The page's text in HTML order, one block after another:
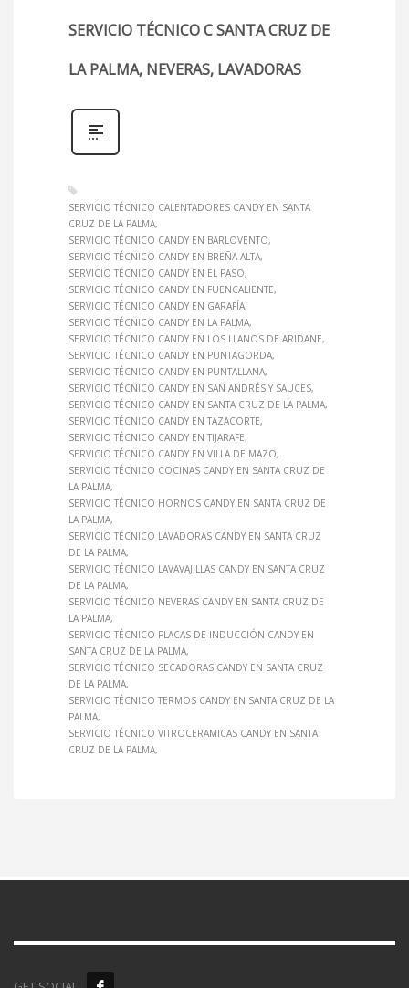
SERVICIO TÉCNICO C SANTA CRUZ DE
LA PALMA, NEVERAS, LAVADORAS
SERVICIO TÉCNICO CALENTADORES CANDY EN SANTA
CRUZ DE LA PALMA
SERVICIO TÉCNICO CANDY EN BARLOVENTO
SERVICIO TÉCNICO CANDY EN BREÑA ALTA
SERVICIO TÉCNICO CANDY EN EL PASO
SERVICIO TÉCNICO CANDY EN FUENCALIENTE
SERVICIO TÉCNICO CANDY EN GARAFÍA
SERVICIO TÉCNICO CANDY EN LA PALMA
SERVICIO TÉCNICO CANDY EN LOS LLANOS DE ARIDANE
SERVICIO TÉCNICO CANDY EN PUNTAGORDA
SERVICIO TÉCNICO CANDY EN PUNTALLANA
SERVICIO TÉCNICO CANDY EN SAN ANDRÉS Y SAUCES
SERVICIO TÉCNICO CANDY EN SANTA CRUZ DE LA PALMA
SERVICIO TÉCNICO CANDY EN TAZACORTE
SERVICIO TÉCNICO CANDY EN TIJARAFE
SERVICIO TÉCNICO CANDY EN VILLA DE MAZO
SERVICIO TÉCNICO COCINAS CANDY EN SANTA CRUZ DE
LA PALMA
SERVICIO TÉCNICO HORNOS CANDY EN SANTA CRUZ DE
LA PALMA
SERVICIO TÉCNICO LAVADORAS CANDY EN SANTA CRUZ
DE LA PALMA
SERVICIO TÉCNICO LAVAVAJILLAS CANDY EN SANTA CRUZ
DE LA PALMA
SERVICIO TÉCNICO NEVERAS CANDY EN SANTA CRUZ DE
LA PALMA
SERVICIO TÉCNICO PLACAS DE INDUCCIÓN CANDY EN
SANTA CRUZ DE LA PALMA
SERVICIO TÉCNICO SECADORAS CANDY EN SANTA CRUZ
DE LA PALMA
SERVICIO TÉCNICO TERMOS CANDY EN SANTA CRUZ DE LA
PALMA
SERVICIO TÉCNICO VITROCERAMICAS CANDY EN SANTA
CRUZ DE LA PALMA